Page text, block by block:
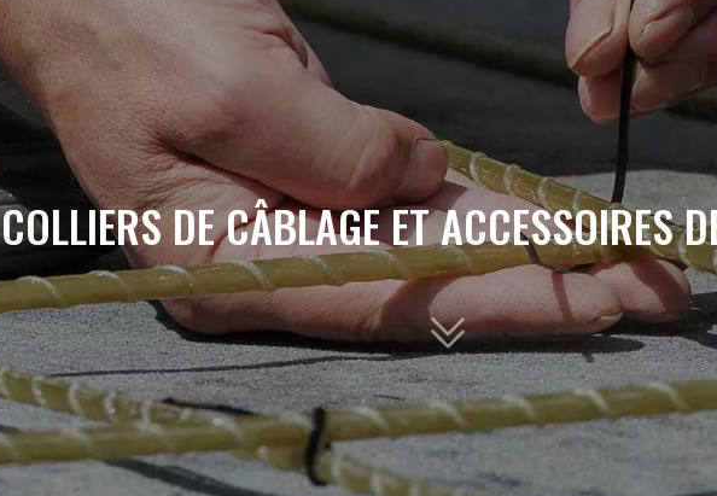
COLLIERS DE CÂBLAGE ET ACCESSOIRES